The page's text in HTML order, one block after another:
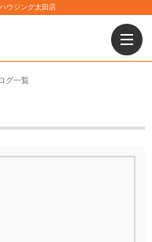
ウジング太田店
グ一覧